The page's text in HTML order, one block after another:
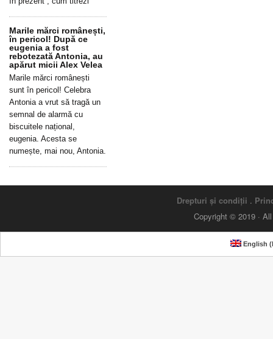
Marile mărci românești,
în pericol! După ce
eugenia a fost
rebotezată Antonia, au
apărut micii Alex Velea
Marile mărci românești
sunt în pericol! Celebra
Antonia a vrut să tragă un
semnal de alarmă cu
biscuitele național,
eugenia. Acesta se
numește, mai nou, Antonia.
Drepturi și condiții .
Copyright © 2019 ·
English (